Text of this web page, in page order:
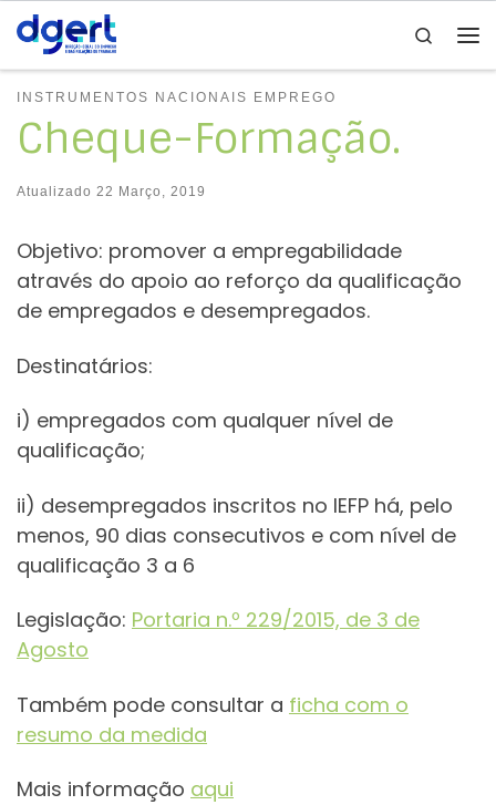
Skip to content
Search
INSTRUMENTOS NACIONAIS EMPREGO
Cheque-Formação.
Atualizado 22 Março, 2019
Objetivo: promover a empregabilidade
através do apoio ao reforço da qualificação
de empregados e desempregados.
Destinatários:
i) empregados com qualquer nível de
qualificação;
ii) desempregados inscritos no IEFP há, pelo
menos, 90 dias consecutivos e com nível de
qualificação 3 a 6
Legislação: Portaria n.º 229/2015, de 3 de
Agosto
Também pode consultar a ficha com o
resumo da medida
Mais informação aqui